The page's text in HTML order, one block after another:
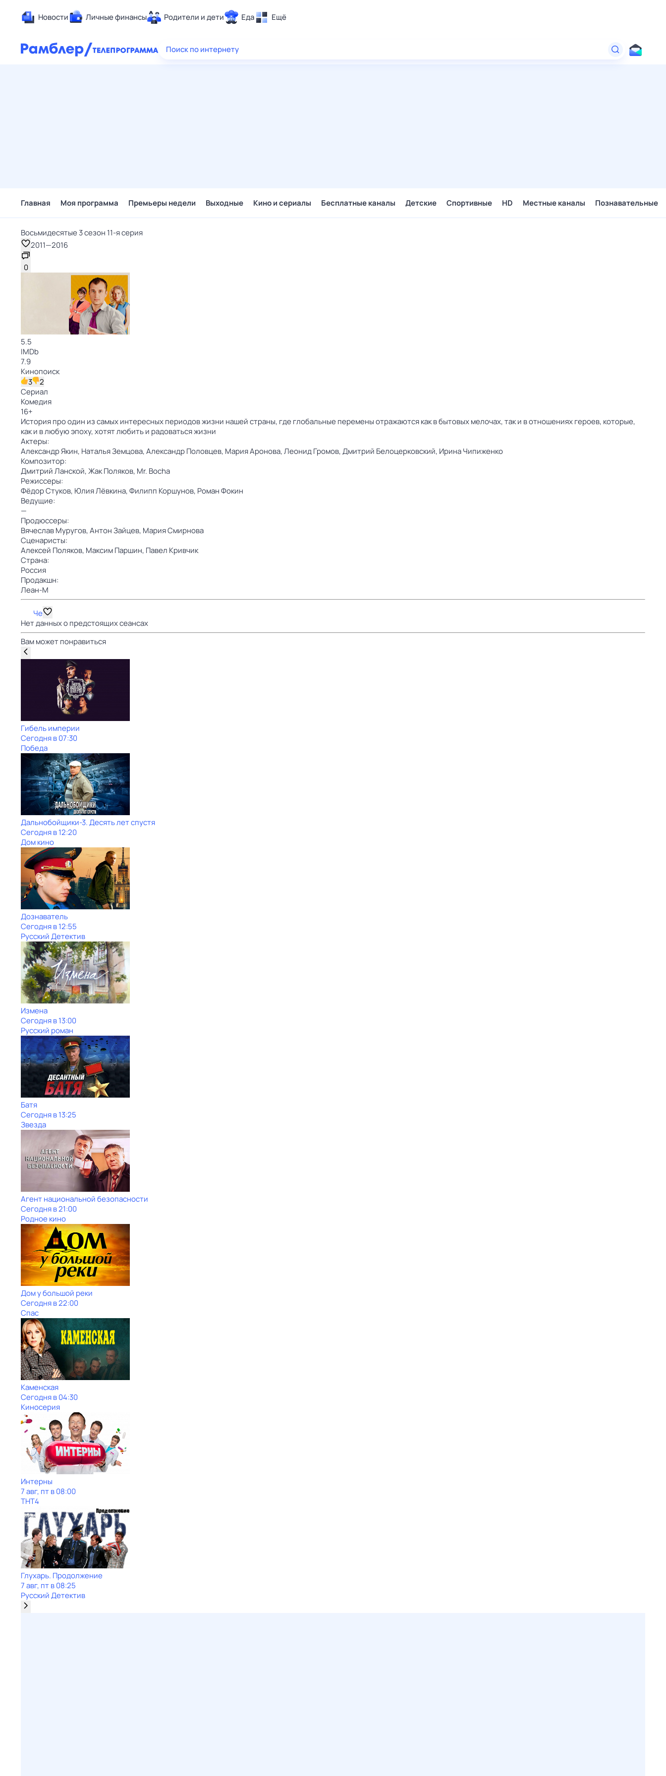
Новости Личные финансы Родители и дети Еда Ещё
Здоровье
Поиск по интернету
Главная Моя программа Премьеры недели Выходные Кино и сериалы Бесплатные каналы Детские Спортивные HD Местные каналы Познавательные
Восьмидесятые 3 сезон 11-я серия
2011—2016
0
5.5
IMDb
7.9
Кинопоиск
3
2
Сериал
Комедия
16+
История про один из самых интересных периодов жизни нашей страны, где глобальные перемены отражаются как в бытовых мелочах, так и в отношениях героев, которые,
как и в любую эпоху, хотят любить и радоваться жизни
Актеры:
Александр Якин, Наталья Земцова,Александр Половцев, Мария Аронова,Леонид Громов,Дмитрий Белоцерковский, Ирина Чипиженко
Композитор:
Дмитрий Ланской,Жак Поляков, Mr. Bocha
Режиссеры:
Фёдор Стуков, Юлия Лёвкина,Филипп Коршунов, Роман Фокин
Ведущие:
—
Продюссеры:
Вячеслав Муругов,Антон Зайцев, Мария Смирнова
Сценаристы:
Алексей Поляков, Максим Паршин, Павел Кривчик
Страна:
Россия
Продакшн:
Леан-М
Че
Нет данных о предстоящих сеансах
Вам может понравиться
Гибель империи
Сегодня в 07:30
Победа
Дальнобойщики-3. Десять лет спустя
Сегодня в 12:20
Дом кино
Дознаватель
Сегодня в 12:55
Русский Детектив
Измена
Сегодня в 13:00
Русский роман
Батя
Сегодня в 13:25
Звезда
Агент национальной безопасности
Сегодня в 21:00
Родное кино
Дом у большой реки
Сегодня в 22:00
Спас
Каменская
Сегодня в 04:30
Киносерия
Интерны
7 авг, пт в 08:00
ТНТ4
Глухарь. Продолжение
7 авг, пт в 08:25
Русский Детектив